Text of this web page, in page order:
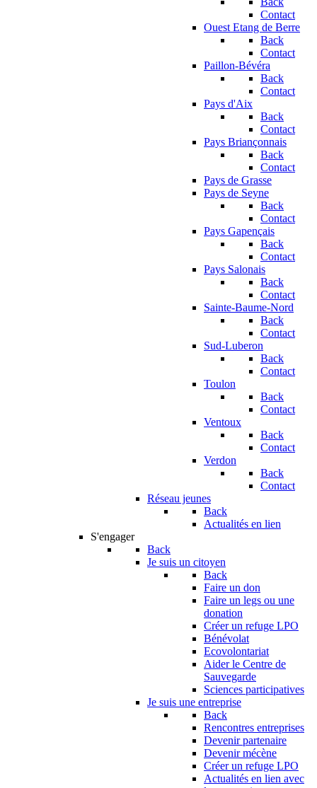
Contact
Ouest Etang de Berre
Back
Contact
Paillon-Bévéra
Back
Contact
Pays d'Aix
Back
Contact
Pays Briançonnais
Back
Contact
Pays de Grasse
Pays de Seyne
Back
Contact
Pays Gapençais
Back
Contact
Pays Salonais
Back
Contact
Sainte-Baume-Nord
Back
Contact
Sud-Luberon
Back
Contact
Toulon
Back
Contact
Ventoux
Back
Contact
Verdon
Back
Contact
Réseau jeunes
Back
Actualités en lien
S'engager
Back
Je suis un citoyen
Back
Faire un don
Faire un legs ou une
donation
Créer un refuge LPO
Bénévolat
Ecovolontariat
Aider le Centre de
Sauvegarde
Sciences participatives
Je suis une entreprise
Back
Rencontres entreprises
Devenir partenaire
Devenir mécène
Créer un refuge LPO
Actualités en lien avec